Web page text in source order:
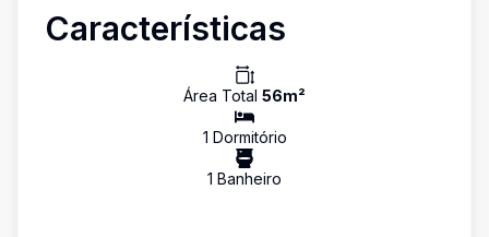
Características
Área Total 56m²
1 Dormitório
1 Banheiro